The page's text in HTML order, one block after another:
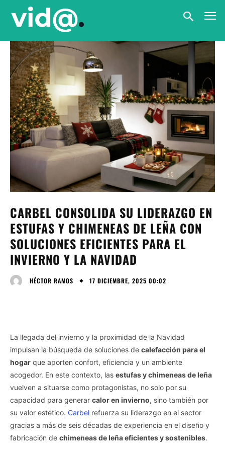
CARBEL CONSOLIDA SU LIDERAZGO EN
ESTUFAS Y CHIMENEAS DE LEÑA CON
SOLUCIONES EFICIENTES PARA EL
INVIERNO Y LA NAVIDAD
HÉCTOR RAMOS 17 DICIEMBRE, 2025 00:02
La llegada del invierno y la proximidad de la Navidad
impulsan la búsqueda de soluciones de calefacción para el
hogar que aporten confort, eficiencia y un ambiente
acogedor. En este contexto, las estufas y chimeneas de leña
vuelven a situarse como protagonistas, no solo por su
capacidad para generar calor en invierno, sino también por
su valor estético. Carbel refuerza su liderazgo en el sector
gracias a más de seis décadas de experiencia en el diseño y
fabricación de chimeneas de leña eficientes y sostenibles.